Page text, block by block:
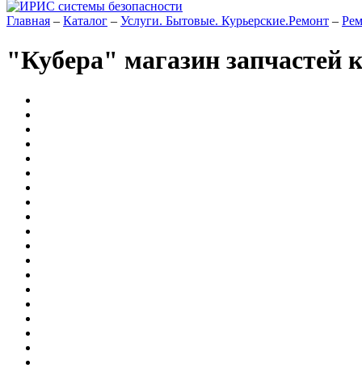
Главная – Каталог – Услуги. Бытовые. Курьерские.Ремонт –
"Кубера" магазин запчастей